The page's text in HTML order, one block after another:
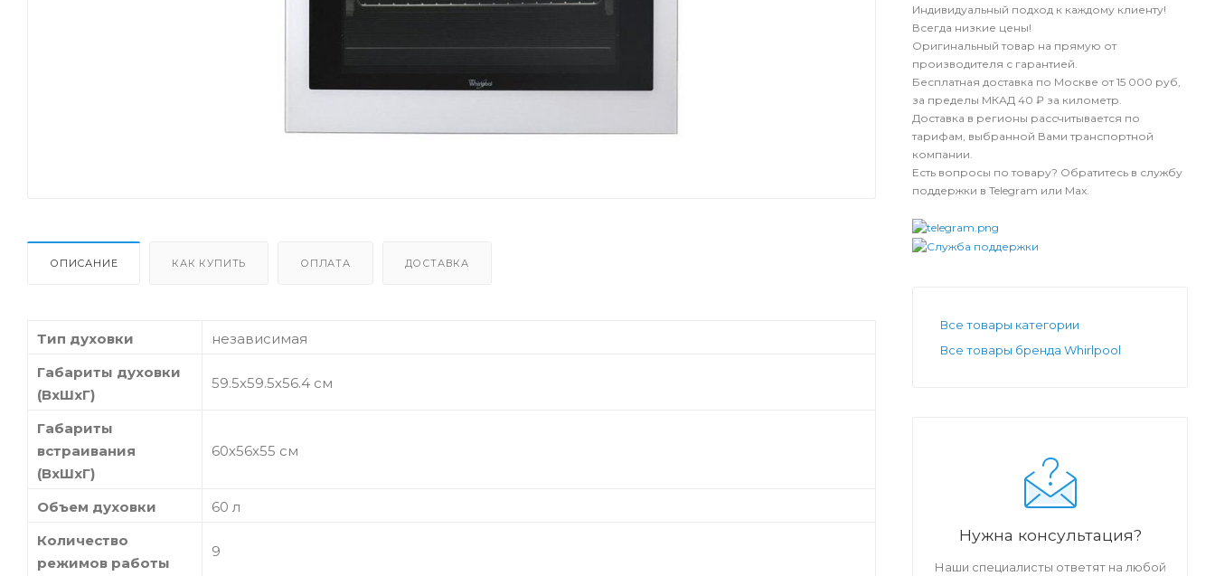
ОПИСАНИЕ КАК КУПИТЬ ОПЛАТА ДОСТАВКА
Тип духовки
независимая
Габариты духовки
(ВхШхГ)
59.5х59.5х56.4 см
Габариты
встраивания
(ВхШхГ)
60х56х55 см
Объем духовки
60 л
Количество
режимов работы
9
Индивидуальный подход к каждому клиенту!
Всегда низкие цены!
Оригинальный товар на прямую от
производителя с гарантией.
Бесплатная доставка по Москве от 15 000 руб,
за пределы МКАД 40 ₽ за километр.
Доставка в регионы рассчитывается по
тарифам, выбранной Вами транспортной
компании.
Есть вопросы по товару? Обратитесь в службу
поддержки в Telegram или Max.
Все товары категории
Все товары бренда Whirlpool
Нужна консультация?
Наши специалисты ответят на любой